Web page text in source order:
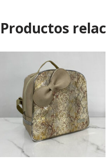
Productos